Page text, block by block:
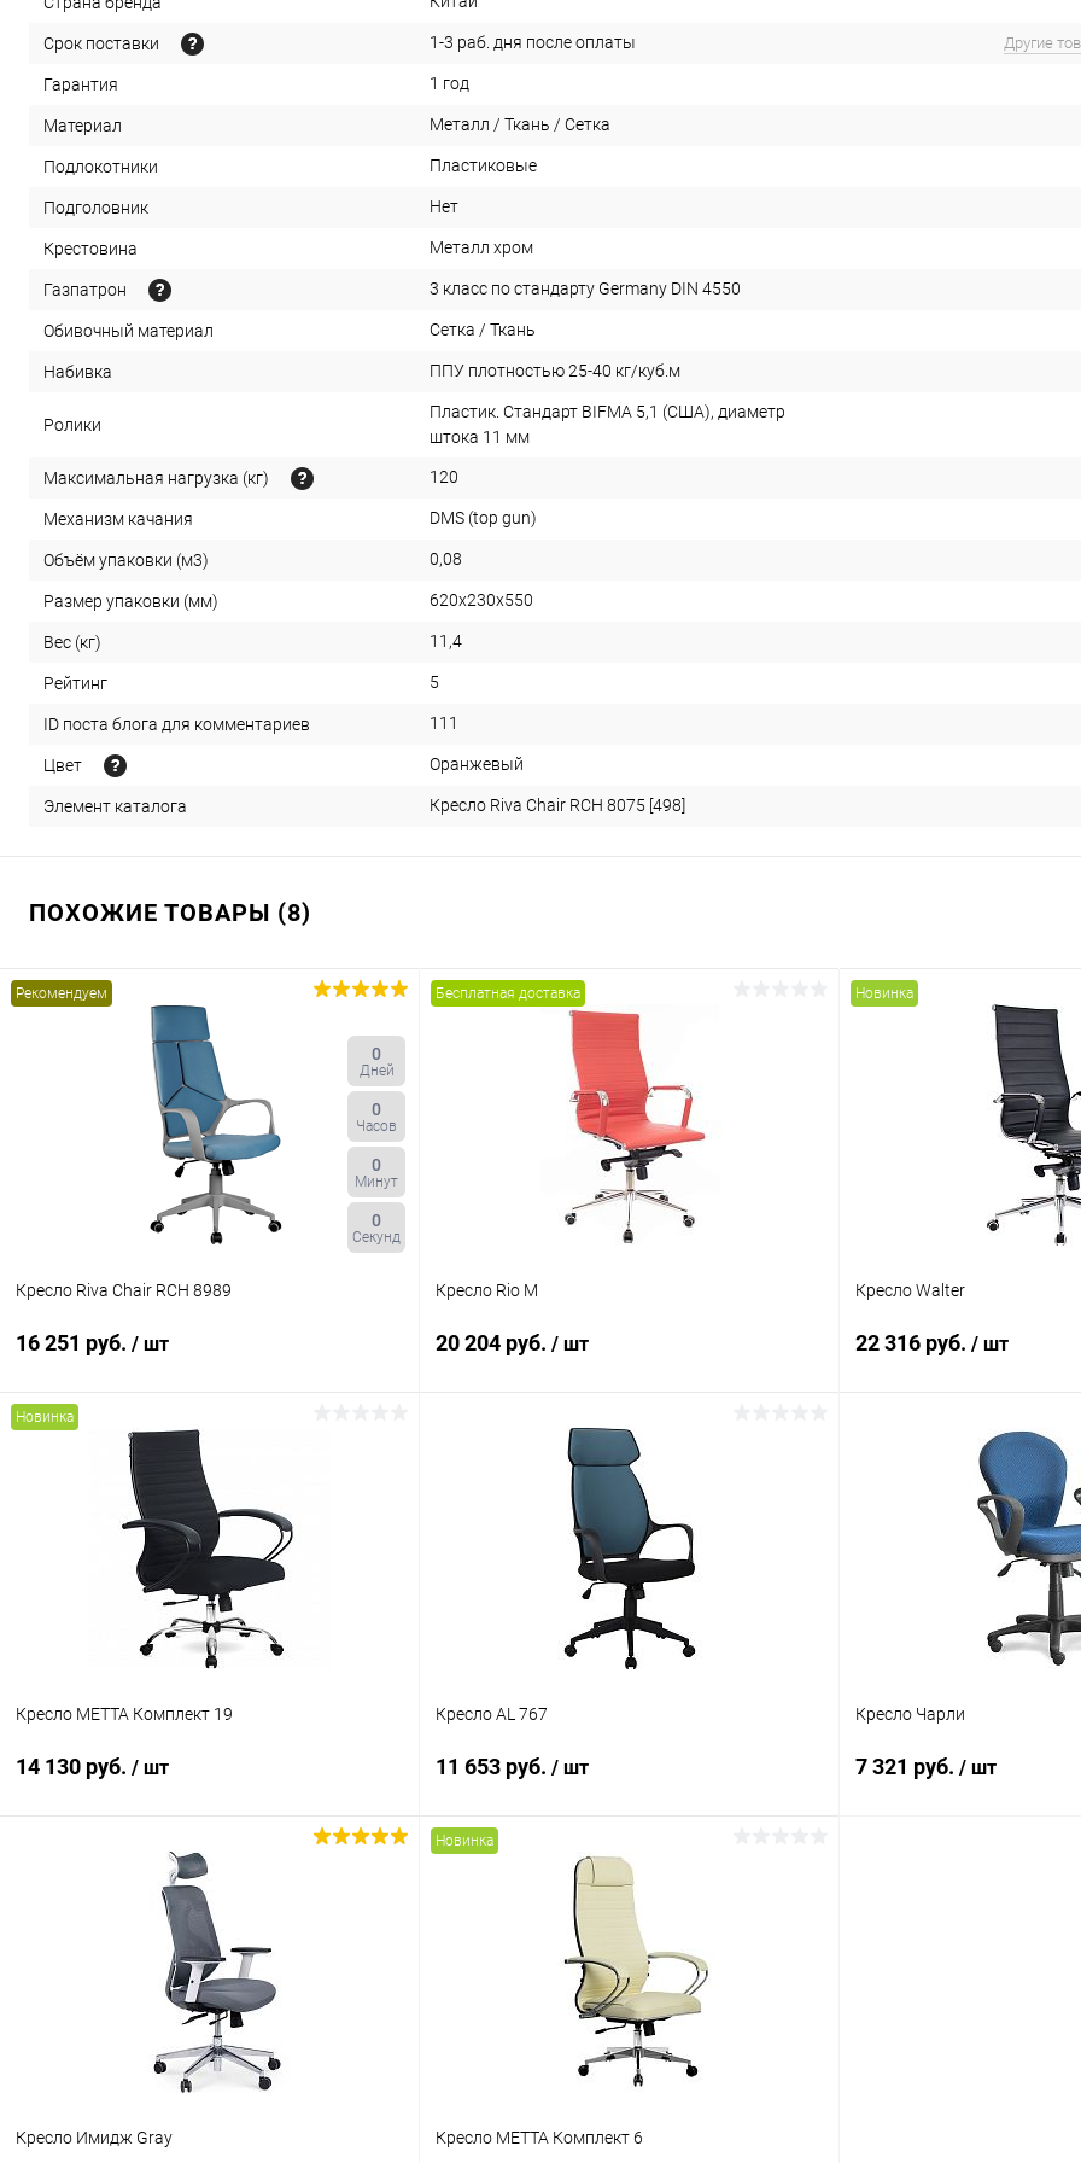
Срок поставки 1-3 раб. дня после оплаты Другие
Гарантия 1 год
Материал Металл / Ткань / Сетка
Подлокотники Пластиковые
Подголовник Нет
Крестовина Металл хром
Газпатрон 3 класс по стандарту Germany DIN 4550
Обивочный материал Сетка / Ткань
Набивка ППУ плотностью 25-40 кг/куб.м
Ролики
Пластик. Стандарт BIFMA 5,1 (США), диаметр
штока 11 мм
Максимальная нагрузка (кг) 120
Механизм качания DMS (top gun)
Объём упаковки (м3) 0,08
Размер упаковки (мм) 620x230x550
Вес (кг) 11,4
Рейтинг 5
ID поста блога для комментариев 111
Цвет Оранжевый
Элемент каталога Кресло Riva Chair RCH 8075 [498]
ПОХОЖИЕ ТОВАРЫ (8)
Рекомендуем
0
Дней
0
Часов
0
Минут
0
Секунд
Кресло Riva Chair RCH 8989
16 251 руб. / шт
В корзину
Купить в 1 клик К сравнению
В наличии
Бесплатная доставка
Кресло Rio M
20 204 руб. / шт
В корзину
Под заказ
Новинка
Кресло Walter
22 316 руб. / шт
В
Купить в 1 клик
Новинка
Кресло МЕТТА Комплект 19
14 130 руб. / шт
В корзину
Кресло AL 767
11 653 руб. / шт
В корзину
В наличии
Кресло Чарли
7 321 руб. / шт
Кресло Имидж Gray
Новинка
Кресло МЕТТА Комплект 6